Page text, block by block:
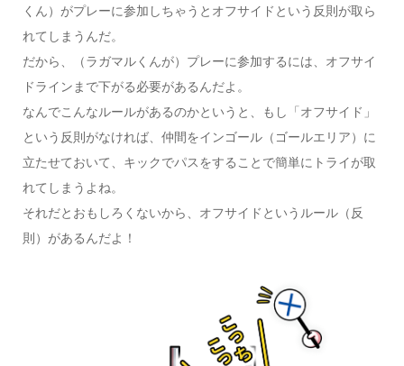
くん）がプレーに参加しちゃうと オフサイド という反則が取ら
れてしまうんだ。
だから、（ラガマルくんが）プレーに参加するには、オフサイ
ドラインまで下がる必要があるんだよ。
なんでこんなルールがあるのかというと、もし「オフサイド」
という反則がなければ、仲間をインゴール（ゴールエリア）に
立たせておいて、キックでパスをすることで簡単にトライが取
れてしまう よね。
それだとおもしろくないから、オフサイドというルール（反
則）があるんだよ！